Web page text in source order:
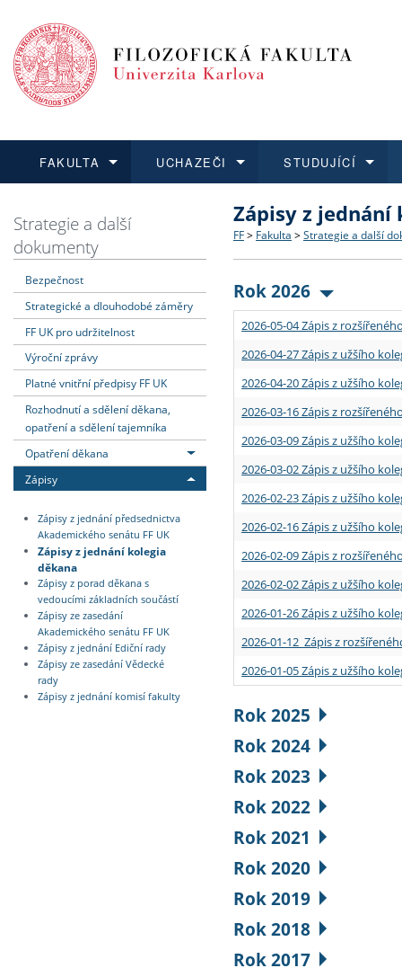
FAKULTA
Dozvědět se více
Struktura a historie
Strategie a další
Podpora a benefity pro
Absolventi fakulty
UCHAZEČI
Podat přihlášku
Co studovat a jak se
Učitelské studijní
Informace k průběhu
STUDUJÍCÍ
Dozvědět se více
Bakalářské a magisterské
Doktorské studium
Rigorózní řízení
Dozvědět se více
O vědě a výzkumu na FF
Akademické kvalifikace
Granty a projekty
Dozvědět se více
Aktuální nabídky a
Vyjíždějící studenti
Přijíždějící studenti
Vyjíždějící zaměstnanci
Strategie a další
dokumenty
Bezpečnost
Strategické a dlouhodobé záměry
FF UK pro udržitelnost
Výroční zprávy
Platné vnitřní předpisy FF UK
Rozhodnutí a sdělení děkana,
opatření a sdělení tajemníka
Opatření děkana
Zápisy
Zápisy z jednání předsednictva
Akademického senátu FF UK
Zápisy z jednání kolegia
děkana
Zápisy z porad děkana s
vedoucími základních součástí
Zápisy ze zasedání
Akademického senátu FF UK
Zápisy z jednání Ediční rady
Zápisy ze zasedání Vědecké
rady
Zápisy z jednání komisí fakulty
Zápisy z jednání
FF > Fakulta > Strategie a další
Rok 2026
2026-05-04 Zápis z
2026-04-27 Zápis z užšího
2026-04-20 Zápis z užšího
2026-03-16 Zápis z
2026-03-09 Zápis z užšího
2026-03-02 Zápis z užšího
2026-02-23 Zápis z užšího
2026-02-16 Zápis z užšího
2026-02-09 Zápis z
2026-02-02 Zápis z užšího
2026-01-26 Zápis z užšího
2026-01-12 Zápis z
2026-01-05 Zápis z užšího
Rok 2025
Rok 2024
Rok 2023
Rok 2022
Rok 2021
Rok 2020
Rok 2019
Rok 2018
Rok 2017